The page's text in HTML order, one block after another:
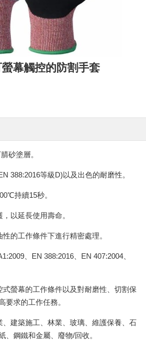
幕觸控的防割手套
砂塗層。
388:2016等級D)以及出色的耐磨性。
持續15秒。
以延長使用壽命。
的工作條件下進行精密處理。
、EN 388:2016、EN 407:2004、
螢幕的工作條件以及對耐磨性、切割保
要求的工作任務。
建築施工、林業、玻璃、維護保養、石
、鋼鐵和金屬、廢物/回收。